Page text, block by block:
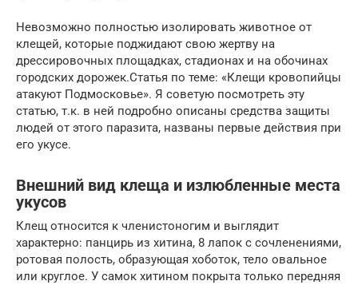
Невозможно полностью изолировать животное от
клещей, которые поджидают свою жертву на
дрессировочных площадках, стадионах и на обочинах
городских дорожек.Статья по теме: «Клещи кровопийцы
атакуют Подмосковье». Я советую посмотреть эту
статью, т.к. в ней подробно описаны средства защиты
людей от этого паразита, названы первые действия при
его укусе.
Внешний вид клеща и излюбленные места
укусов
Клещ относится к членистоногим и выглядит
характерно: панцирь из хитина, 8 лапок с сочленениями,
ротовая полость, образующая хоботок, тело овальное
или круглое. У самок хитином покрыта только передняя